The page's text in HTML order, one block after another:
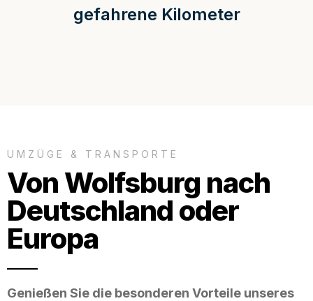
gefahrene Kilometer
UMZÜGE & TRANSPORTE
Von Wolfsburg nach
Deutschland oder
Europa
Genießen Sie die besonderen Vorteile unseres